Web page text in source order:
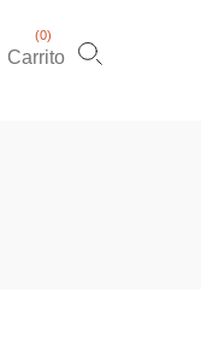
Carrito
(0)